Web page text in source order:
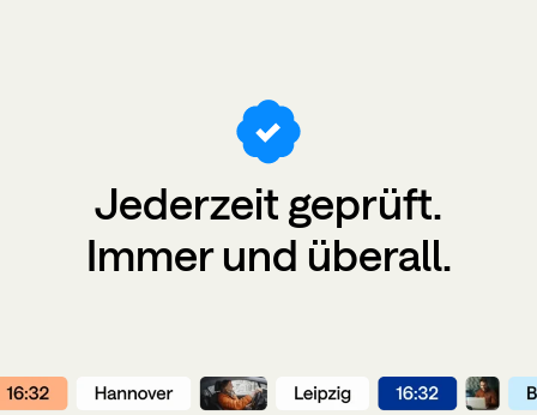
Jederzeit geprüft.
Immer und überall.